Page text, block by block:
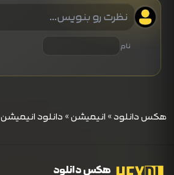
نام
هکس دانلود»انیمیشن»دانلود انیمیشن Saving Santa 2013
هکس دانلود